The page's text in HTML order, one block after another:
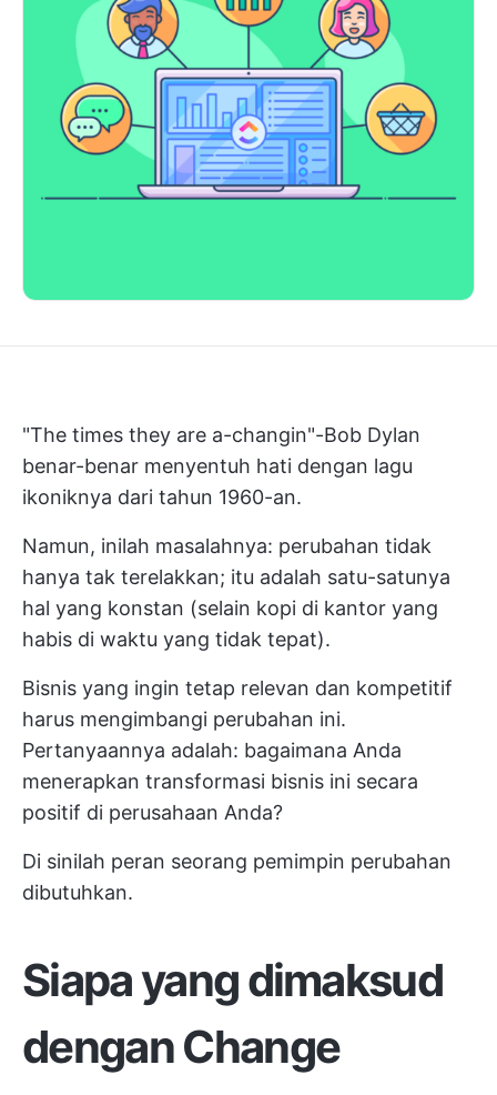
"The times they are a-changin"-Bob Dylan
benar-benar menyentuh hati dengan lagu
ikoniknya dari tahun 1960-an.
Namun, inilah masalahnya: perubahan tidak
hanya tak terelakkan; itu adalah satu-satunya
hal yang konstan (selain kopi di kantor yang
habis di waktu yang tidak tepat).
Bisnis yang ingin tetap relevan dan kompetitif
harus mengimbangi perubahan ini.
Pertanyaannya adalah: bagaimana Anda
menerapkan transformasi bisnis ini secara
positif di perusahaan Anda?
Di sinilah peran seorang pemimpin perubahan
dibutuhkan.
Siapa yang dimaksud
dengan Change